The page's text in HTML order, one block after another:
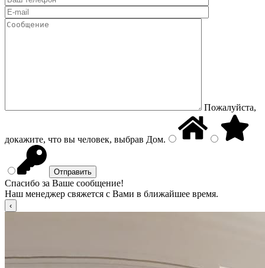
Пожалуйста,
докажите, что вы человек, выбрав Дом.
Спасибо за Ваше сообщение!
Наш менеджер свяжется с Вами в ближайшее время.